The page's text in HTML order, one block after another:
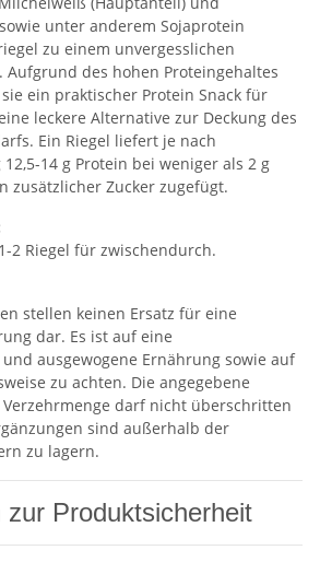
unter anderem Sojaprotein
zu einem unvergesslichen
Aufgrund des hohen Proteingehaltes
ein praktischer Protein Snack für
leckere Alternative zur Deckung des
Ein Riegel liefert je nach
14 g Protein bei weniger als 2 g
zusätzlicher Zucker zugefügt.
2 Riegel für zwischendurch.
stellen keinen Ersatz für eine
dar. Es ist auf eine
ausgewogene Ernährung sowie auf
zu achten. Die angegebene
darf nicht überschritten
sind außerhalb der
zu lagern.
zur Produktsicherheit